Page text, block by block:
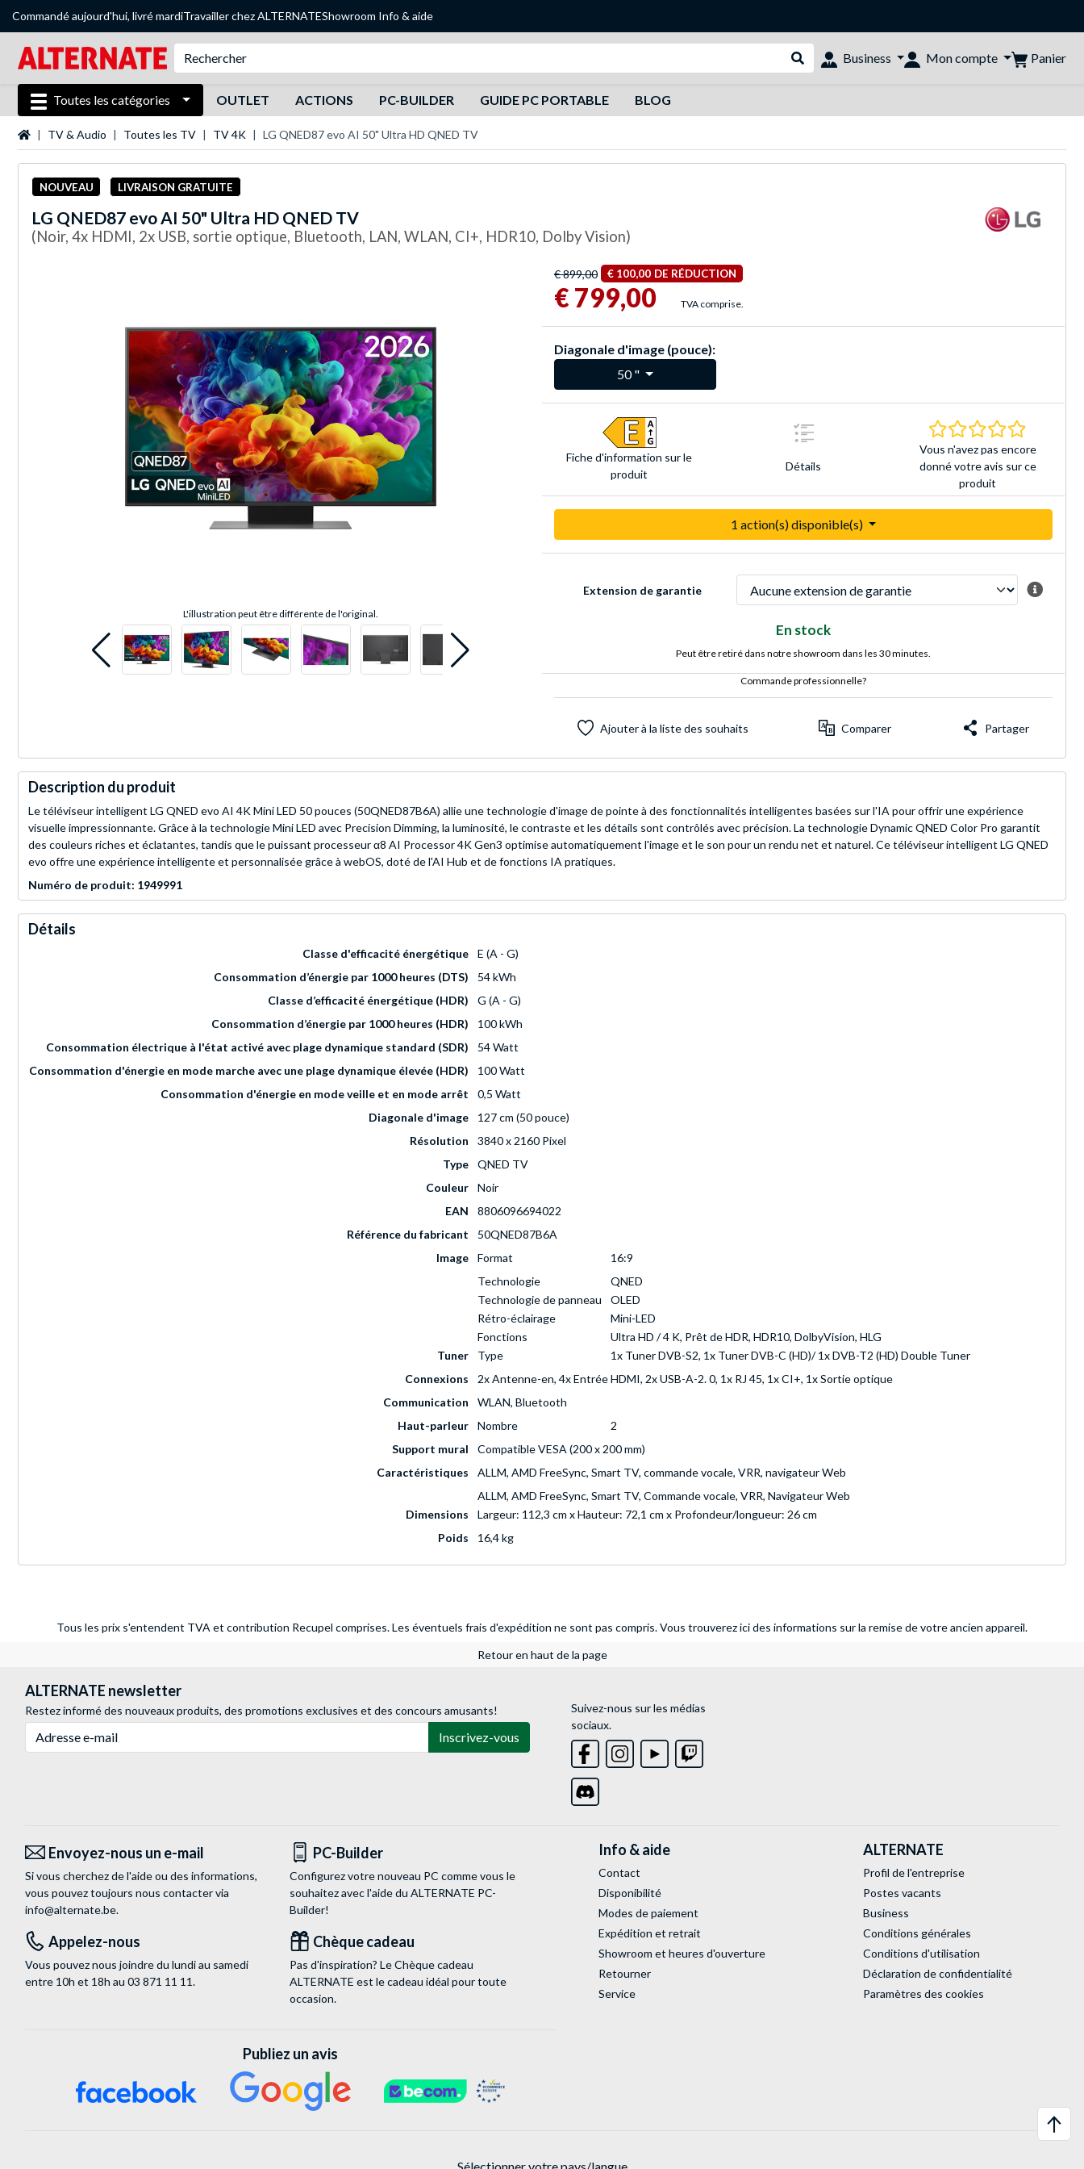
Commandé aujourd'hui, livré mardiTravailler chez ALTERNATEShowroom Info & aide
Rechercher dans le shop
Business Mon compte Panier
Toutes les catégories OUTLET ACTIONS PC-BUILDER GUIDE PC PORTABLE BLOG
Page d'accueil
TV & Audio Toutes les TV TV 4K LG QNED87 evo AI 50" Ultra HD QNED TV
NOUVEAU LIVRAISON GRATUITE
LG QNED87 evo AI 50" Ultra HD QNED TV
(Noir, 4x HDMI, 2x USB, sortie optique, Bluetooth, LAN, WLAN, CI+, HDR10, Dolby Vision)
L'illustration peut être différente de l'original.
€ 899,00 € 100,00 DE RÉDUCTION
€ 799,00 TVA comprise.
Diagonale d'image (pouce):
50 "
Fiche d'infor­mation sur le
produit
Détails
0.0 Étoiles
Vous n'avez pas encore
donné votre avis sur ce
produit
1 action(s) disponible(s)
Extension de garantie
En stock
Peut être retiré dans notre showroom dans les 30 minutes.
Commande professionnelle?
Ajouter à la liste des souhaits Comparer Partager
Description du produit
Le téléviseur intelligent LG QNED evo AI 4K Mini LED 50 pouces (50QNED87B6A) allie une technologie d'image de pointe à des fonctionnalités intelligentes basées sur l'IA pour offrir une expérience
visuelle impressionnante. Grâce à la technologie Mini LED avec Precision Dimming, la luminosité, le contraste et les détails sont contrôlés avec précision. La technologie Dynamic QNED Color Pro garantit
des couleurs riches et éclatantes, tandis que le puissant processeur α8 AI Processor 4K Gen3 optimise automatiquement l'image et le son pour un rendu net et naturel. Ce téléviseur intelligent LG QNED
evo offre une expérience intelligente et personnalisée grâce à webOS, doté de l'AI Hub et de fonctions IA pratiques.
Numéro de produit: 1949991
Détails
Classe d'efficacité énergétique
E (A - G)
Consommation d’énergie par 1000 heures (DTS)
54 kWh
Classe d’efficacité énergétique (HDR)
G (A - G)
Consommation d’énergie par 1000 heures (HDR)
100 kWh
Consommation électrique à l'état activé avec plage dynamique standard (SDR)
54 Watt
Consommation d'énergie en mode marche avec une plage dynamique élevée (HDR)
100 Watt
Consommation d'énergie en mode veille et en mode arrêt
0,5 Watt
Diagonale d'image
127 cm (50 pouce)
Résolution
3840 x 2160 Pixel
Type
QNED TV
Couleur
Noir
EAN
8806096694022
Référence du fabricant
50QNED87B6A
Image
Format
16:9
Technologie
QNED
Technologie de panneau
OLED
Rétro-éclairage
Mini-LED
Fonctions
Ultra HD / 4 K, Prêt de HDR, HDR10, DolbyVision, HLG
Tuner
Type
1x Tuner DVB-S2, 1x Tuner DVB-C (HD)/ 1x DVB-T2 (HD) Double Tuner
Connexions
2x Antenne-en, 4x Entrée HDMI, 2x USB-A-2. 0, 1x RJ 45, 1x CI+, 1x Sortie optique
Communication
WLAN, Bluetooth
Haut-parleur
Nombre
2
Support mural
Compatible VESA (200 x 200 mm)
Caractéristiques
ALLM, AMD FreeSync, Smart TV, commande vocale, VRR, navigateur Web
ALLM, AMD FreeSync, Smart TV, Commande vocale, VRR, Navigateur Web
Dimensions
Largeur: 112,3 cm x Hauteur: 72,1 cm x Profondeur/longueur: 26 cm
Poids
16,4 kg
Tous les prix s'entendent TVA et contribution Recupel comprises. Les éventuels frais d'expédition ne sont pas compris.Vous trouverez ici des informations sur la remise de votre ancien appareil.
Retour en haut de la page
ALTERNATE newsletter
Restez informé des nouveaux produits, des promotions exclusives et des concours amusants!
Inscrivez-vous
Suivez-nous sur les médias
sociaux.
Envoyez-nous un e-mail
Si vous cherchez de l'aide ou des informations,
vous pouvez toujours nous contacter via
info@alternate.be.
PC-Builder
Configurez votre nouveau PC comme vous le
souhaitez avec l'aide du ALTERNATE PC-
Builder!
Appelez-nous
Vous pouvez nous joindre du lundi au samedi
entre 10h et 18h au 03 871 11 11.
Chèque cadeau
Pas d'inspiration? Le Chèque cadeau
ALTERNATE est le cadeau idéal pour toute
occasion.
Info & aide
Contact
Disponibilité
Modes de paiement
Expédition et retrait
Showroom et heures d'ouverture
Retourner
Service
ALTERNATE
Profil de l'entreprise
Postes vacants
Business
Conditions générales
Conditions d'utilisation
Déclaration de confidentialité
Paramètres des cookies
Publiez un avis
Sélectionner votre pays/langue